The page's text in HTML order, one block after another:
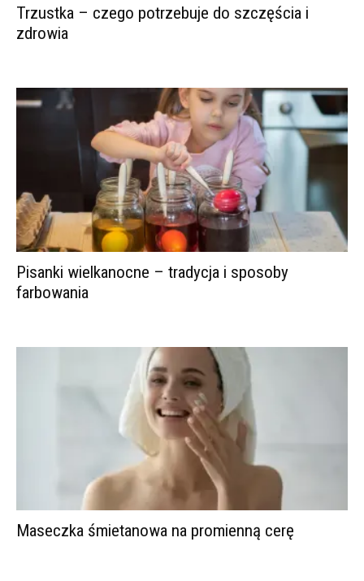
Trzustka – czego potrzebuje do szczęścia i
zdrowia
Pisanki wielkanocne – tradycja i sposoby
farbowania
Maseczka śmietanowa na promienną cerę